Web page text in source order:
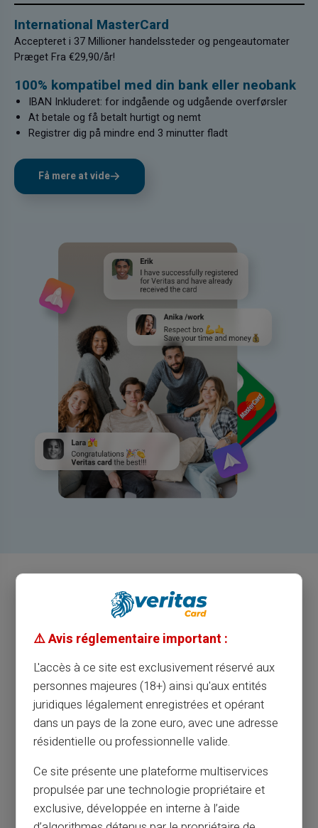
International MasterCard
Accepteret i 37 Millioner handelssteder og pengeautomater
Præget Fra €29,90/år!
100% kompatibel med din bank eller neobank
IBAN Inkluderet: for indgående og udgående overførsler
At betale og få betalt hurtigt og nemt
Registrer dig på mindre end 3 minutter fladt
Få mere at vide
VERITAS CARD CLUB
BLIV MEDLEM AF OS FOR AT OPDAGE
FANTASTISKE
Åbn din konto
⚠️ Avis réglementaire important :
L'accès à ce site est exclusivement réservé aux
personnes majeures (18+) ainsi qu'aux entités
juridiques légalement enregistrées et opérant
dans un pays de la zone euro, avec une adresse
résidentielle ou professionnelle valide.
Ce site présente une plateforme multiservices
propulsée par une technologie propriétaire et
exclusive, développée en interne à l’aide